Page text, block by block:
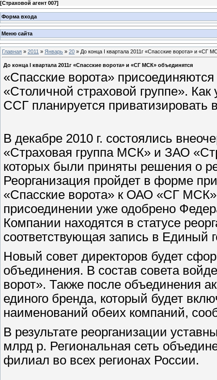
[Страховой агент 007]
Форма входа
Меню сайта
Главная » 2011 » Январь » 20 » До конца I квартала 2011г «Спасские ворота» и «СГ
До конца I квартала 2011г «Спасские ворота» и «СГ МСК» объединятся
«Спасские ворота»
«Столичной страховой группе».
ССГ планируется приватизировать в
В декабре 2010 г. состоялись
«Страховая группа МСК» и ЗАО
которых были приняты решения о
Реорганизация пройдет в форме
«Спасские ворота» к ОАО «СГ
присоединении уже одобрено
Компании находятся в статусе
соответствующая запись в Единый
Новый совет директоров будет
объединения. В состав совета
ворот». Также после объединения
единого бренда, который будет
наименований обеих компаний,
В результате реорганизации
млрд р. Региональная сеть
филиал во всех регионах России.